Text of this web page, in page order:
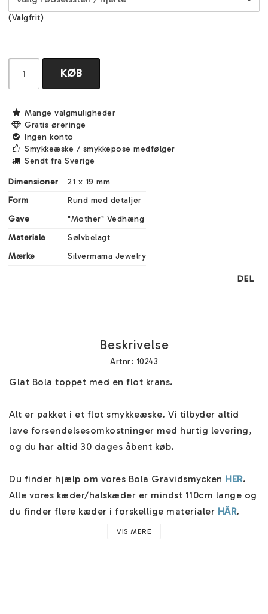
(Valgfrit)
KØB
Mange valgmuligheder
Gratis øreringe
Ingen konto
Smykkeæske / smykkepose medfølger
Sendt fra Sverige
Dimensioner
21 x 19 mm
Form
Rund med detaljer
Gave
"Mother" Vedhæng
Materiale
Sølvbelagt
Mærke
Silvermama Jewelry
DEL
Beskrivelse
Artnr: 10243
Glat Bola toppet med en flot krans.
Alt er pakket i et flot smykkeæske. Vi tilbyder altid
lave forsendelsesomkostninger med hurtig levering,
og du har altid 30 dages åbent køb.
Du finder hjælp om vores Bola Gravidsmycken HER.
Alle vores kæder/halskæder er mindst 110cm lange og
du finder flere kæder i forskellige materialer HÄR.
VIS MERE